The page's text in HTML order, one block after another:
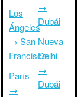
Los
Ángeles
→ San
Francisco
París
→
→
Dubái
Nueva
Delhi
→
Dubái